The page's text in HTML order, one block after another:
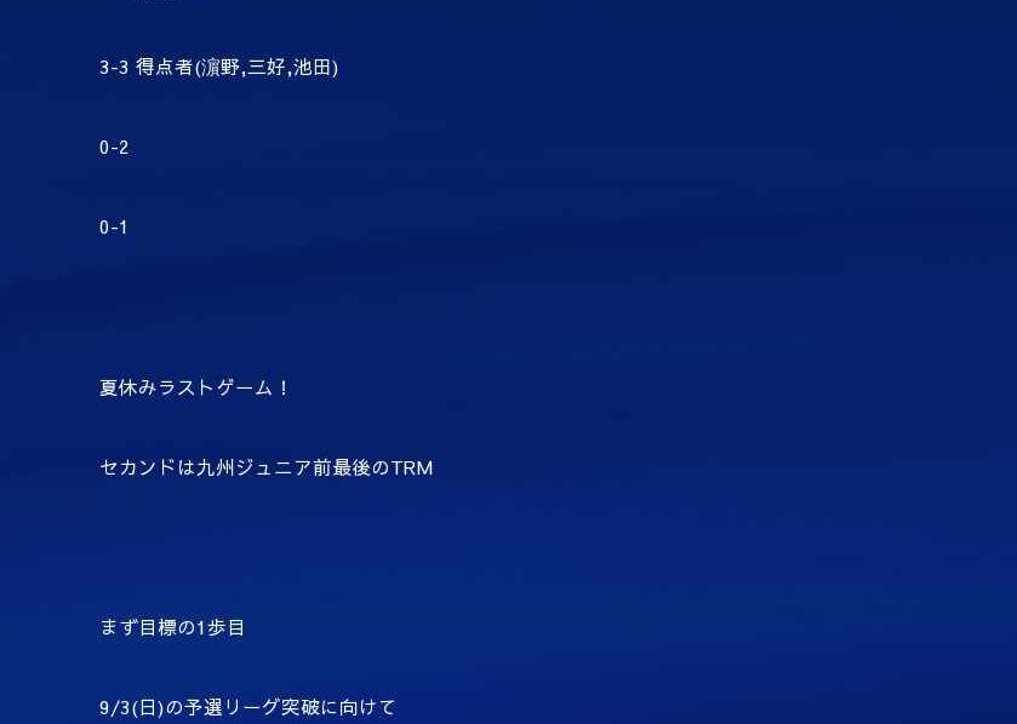
3-3 得点者(濵野,三好,池田)
0-2
0-1
夏休みラストゲーム！
セカンドは九州ジュニア前最後のTRM
まず目標の1歩目
9/3(日)の予選リーグ突破に向けて